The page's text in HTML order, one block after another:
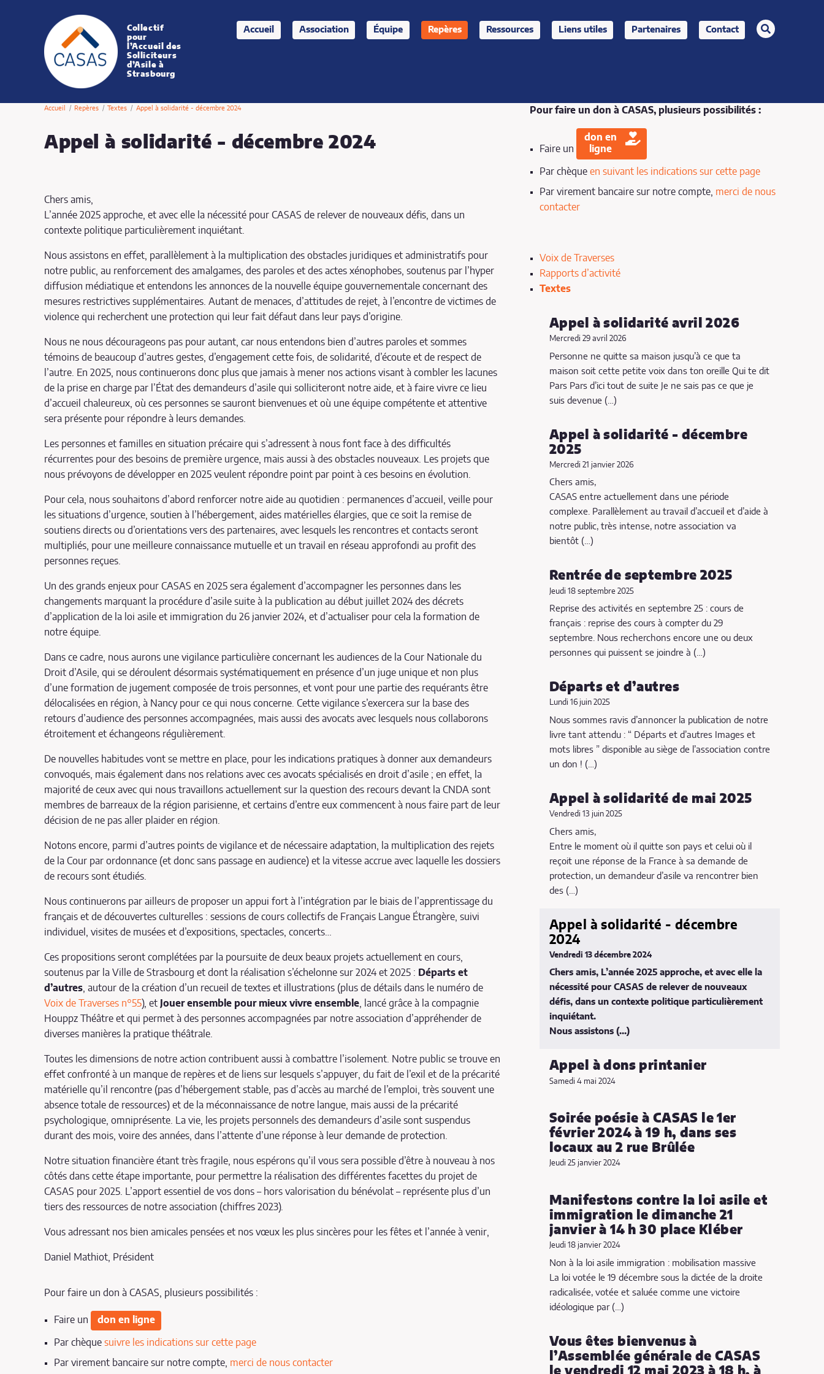
CASAS
Collectif
pour
l’Accueil des
Solliciteurs
d’Asile à
Strasbourg
Accueil Association Équipe Repères Ressources Liens utiles Partenaires Contact
rechercher
Accueil Repères Textes Appel à solidarité - décembre 2024
Appel à solidarité - décembre 2024
Chers amis,
L’année 2025 approche, et avec elle la nécessité pour CASAS de relever de nouveaux défis, dans un
contexte politique particulièrement inquiétant.
Nous assistons en effet, parallèlement à la multiplication des obstacles juridiques et administratifs pour
notre public, au renforcement des amalgames, des paroles et des actes xénophobes, soutenus par l’hyper
diffusion médiatique et entendons les annonces de la nouvelle équipe gouvernementale concernant des
mesures restrictives supplémentaires. Autant de menaces, d’attitudes de rejet, à l’encontre de victimes de
violence qui recherchent une protection qui leur fait défaut dans leur pays d’origine.
Nous ne nous décourageons pas pour autant, car nous entendons bien d’autres paroles et sommes
témoins de beaucoup d’autres gestes, d’engagement cette fois, de solidarité, d’écoute et de respect de
l’autre. En 2025, nous continuerons donc plus que jamais à mener nos actions visant à combler les lacunes
de la prise en charge par l’État des demandeurs d’asile qui solliciteront notre aide, et à faire vivre ce lieu
d’accueil chaleureux, où ces personnes se sauront bienvenues et où une équipe compétente et attentive
sera présente pour répondre à leurs demandes.
Les personnes et familles en situation précaire qui s’adressent à nous font face à des difficultés
récurrentes pour des besoins de première urgence, mais aussi à des obstacles nouveaux. Les projets que
nous prévoyons de développer en 2025 veulent répondre point par point à ces besoins en évolution.
Pour cela, nous souhaitons d’abord renforcer notre aide au quotidien : permanences d’accueil, veille pour
les situations d’urgence, soutien à l’hébergement, aides matérielles élargies, que ce soit la remise de
soutiens directs ou d’orientations vers des partenaires, avec lesquels les rencontres et contacts seront
multipliés, pour une meilleure connaissance mutuelle et un travail en réseau approfondi au profit des
personnes reçues.
Un des grands enjeux pour CASAS en 2025 sera également d’accompagner les personnes dans les
changements marquant la procédure d’asile suite à la publication au début juillet 2024 des décrets
d’application de la loi asile et immigration du 26 janvier 2024, et d’actualiser pour cela la formation de
notre équipe.
Dans ce cadre, nous aurons une vigilance particulière concernant les audiences de la Cour Nationale du
Droit d’Asile, qui se déroulent désormais systématiquement en présence d’un juge unique et non plus
d’une formation de jugement composée de trois personnes, et vont pour une partie des requérants être
délocalisées en région, à Nancy pour ce qui nous concerne. Cette vigilance s’exercera sur la base des
retours d’audience des personnes accompagnées, mais aussi des avocats avec lesquels nous collaborons
étroitement et échangeons régulièrement.
De nouvelles habitudes vont se mettre en place, pour les indications pratiques à donner aux demandeurs
convoqués, mais également dans nos relations avec ces avocats spécialisés en droit d’asile ; en effet, la
majorité de ceux avec qui nous travaillons actuellement sur la question des recours devant la CNDA sont
membres de barreaux de la région parisienne, et certains d’entre eux commencent à nous faire part de leur
décision de ne pas aller plaider en région.
Notons encore, parmi d’autres points de vigilance et de nécessaire adaptation, la multiplication des rejets
de la Cour par ordonnance (et donc sans passage en audience) et la vitesse accrue avec laquelle les dossiers
de recours sont étudiés.
Nous continuerons par ailleurs de proposer un appui fort à l’intégration par le biais de l’apprentissage du
français et de découvertes culturelles : sessions de cours collectifs de Français Langue Étrangère, suivi
individuel, visites de musées et d’expositions, spectacles, concerts…
Ces propositions seront complétées par la poursuite de deux beaux projets actuellement en cours,
soutenus par la Ville de Strasbourg et dont la réalisation s’échelonne sur 2024 et 2025 : Départs et
d’autres, autour de la création d’un recueil de textes et illustrations (plus de détails dans le numéro de
Voix de Traverses n°55), et Jouer ensemble pour mieux vivre ensemble, lancé grâce à la compagnie
Houppz Théâtre et qui permet à des personnes accompagnées par notre association d’appréhender de
diverses manières la pratique théâtrale.
Toutes les dimensions de notre action contribuent aussi à combattre l’isolement. Notre public se trouve en
effet confronté à un manque de repères et de liens sur lesquels s’appuyer, du fait de l’exil et de la précarité
matérielle qu’il rencontre (pas d’hébergement stable, pas d’accès au marché de l’emploi, très souvent une
absence totale de ressources) et de la méconnaissance de notre langue, mais aussi de la précarité
psychologique, omniprésente. La vie, les projets personnels des demandeurs d’asile sont suspendus
durant des mois, voire des années, dans l’attente d’une réponse à leur demande de protection.
Notre situation financière étant très fragile, nous espérons qu’il vous sera possible d’être à nouveau à nos
côtés dans cette étape importante, pour permettre la réalisation des différentes facettes du projet de
CASAS pour 2025. L’apport essentiel de vos dons – hors valorisation du bénévolat – représente plus d’un
tiers des ressources de notre association (chiffres 2023).
Vous adressant nos bien amicales pensées et nos vœux les plus sincères pour les fêtes et l’année à venir,
Daniel Mathiot, Président
Pour faire un don à CASAS, plusieurs possibilités :
Faire un don en ligne
Par chèque suivre les indications sur cette page
Par virement bancaire sur notre compte, merci de nous contacter
Pour faire un don à CASAS, plusieurs possibilités :
Faire un
don en
ligne
Par chèqueen suivant les indications sur cette page
Par virement bancaire sur notre compte, merci de nous
contacter
Voix de Traverses
Rapports d’activité
Textes
Appel à solidarité avril 2026
Mercredi 29 avril 2026
Personne ne quitte sa maison jusqu’à ce que ta
maison soit cette petite voix dans ton oreille Qui te dit
Pars Pars d’ici tout de suite Je ne sais pas ce que je
suis devenue (…)
Appel à solidarité - décembre
2025
Mercredi 21 janvier 2026
Chers amis,
CASAS entre actuellement dans une période
complexe. Parallèlement au travail d’accueil et d’aide à
notre public, très intense, notre association va
bientôt (…)
Rentrée de septembre 2025
Jeudi 18 septembre 2025
Reprise des activités en septembre 25 : cours de
français : reprise des cours à compter du 29
septembre. Nous recherchons encore une ou deux
personnes qui puissent se joindre à (…)
Départs et d’autres
Lundi 16 juin 2025
Nous sommes ravis d’annoncer la publication de notre
livre tant attendu : “ Départs et d’autres Images et
mots libres ” disponible au siège de l’association contre
un don ! (…)
Appel à solidarité de mai 2025
Vendredi 13 juin 2025
Chers amis,
Entre le moment où il quitte son pays et celui où il
reçoit une réponse de la France à sa demande de
protection, un demandeur d’asile va rencontrer bien
des (…)
Appel à solidarité - décembre
2024
Vendredi 13 décembre 2024
Chers amis, L’année 2025 approche, et avec elle la
nécessité pour CASAS de relever de nouveaux
défis, dans un contexte politique particulièrement
inquiétant.
Nous assistons (…)
Appel à dons printanier
Samedi 4 mai 2024
Soirée poésie à CASAS le 1er
février 2024 à 19 h, dans ses
locaux au 2 rue Brûlée
Jeudi 25 janvier 2024
Manifestons contre la loi asile et
immigration le dimanche 21
janvier à 14 h 30 place Kléber
Jeudi 18 janvier 2024
Non à la loi asile immigration : mobilisation massive
La loi votée le 19 décembre sous la dictée de la droite
radicalisée, votée et saluée comme une victoire
idéologique par (…)
Vous êtes bienvenus à
l’Assemblée générale de CASAS
le vendredi 12 mai 2023 à 18 h, à